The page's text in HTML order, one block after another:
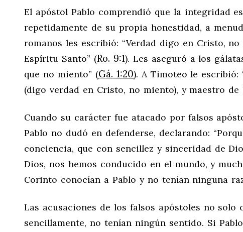
El apóstol Pablo comprendió que la integridad
repetidamente de su propia honestidad, a
romanos les escribió: “Verdad digo en Cristo,
Espíritu Santo” (Ro. 9:1). Les aseguró a los
que no miento” (Gá. 1:20). A Timoteo le
(digo verdad en Cristo, no miento), y maestro
Cuando su carácter fue atacado por falsos
Pablo no dudó en defenderse, declarando:
conciencia, que con sencillez y sinceridad de
Dios, nos hemos conducido en el mundo, y
Corinto conocían a Pablo y no tenían ninguna
Las acusaciones de los falsos apóstoles no
sencillamente, no tenían ningún sentido. Si